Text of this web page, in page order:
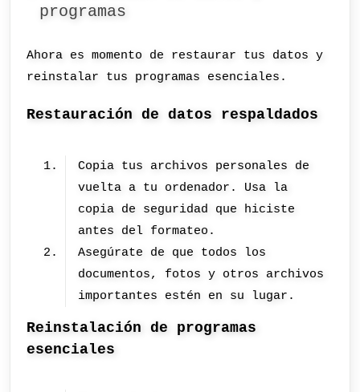
programas
Ahora es momento de restaurar tus datos y
reinstalar tus programas esenciales.
Restauración de datos respaldados
Copia tus archivos personales de
vuelta a tu ordenador. Usa la
copia de seguridad que hiciste
antes del formateo.
Asegúrate de que todos los
documentos, fotos y otros archivos
importantes estén en su lugar.
Reinstalación de programas
esenciales